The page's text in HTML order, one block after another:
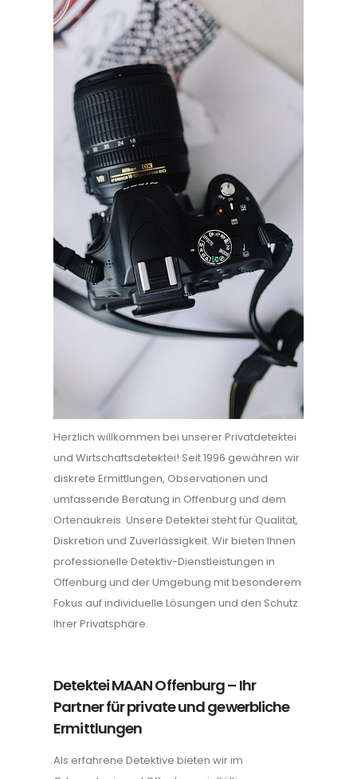
Herzlich willkommen bei unserer Privatdetektei
und Wirtschaftsdetektei! Seit 1996 gewähren wir
diskrete Ermittlungen, Observationen und
umfassende Beratung in Offenburg und dem
Ortenaukreis. Unsere Detektei steht für Qualität,
Diskretion und Zuverlässigkeit. Wir bieten Ihnen
professionelle Detektiv-Dienstleistungen in
Offenburg und der Umgebung mit besonderem
Fokus auf individuelle Lösungen und den Schutz
Ihrer Privatsphäre.
Detektei MAAN Offenburg – Ihr
Partner für private und gewerbliche
Ermittlungen
Als erfahrene Detektive bieten wir im